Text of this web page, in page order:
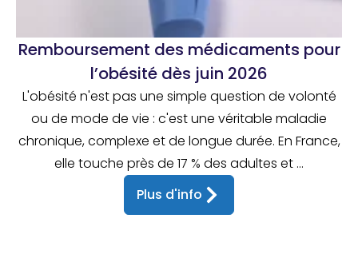
Remboursement des médicaments pour
l’obésité dès juin 2026
L'obésité n'est pas une simple question de volonté
ou de mode de vie : c'est une véritable maladie
chronique, complexe et de longue durée. En France,
elle touche près de 17 % des adultes et ...
Plus d'info